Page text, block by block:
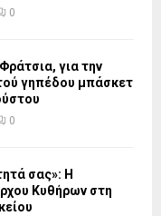
0
για την
γηπέδου μπάσκετ
0
σας»: Η
Κυθήρων στη